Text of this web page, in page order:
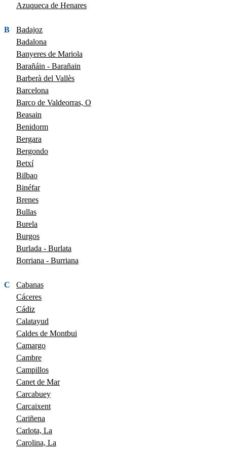
Azuqueca de Henares
B
Badajoz
Badalona
Banyeres de Mariola
Barañáin - Barañain
Barberà del Vallès
Barcelona
Barco de Valdeorras, O
Beasain
Benidorm
Bergara
Bergondo
Betxí
Bilbao
Binéfar
Brenes
Bullas
Burela
Burgos
Burlada - Burlata
Borriana - Burriana
C
Cabanas
Cáceres
Cádiz
Calatayud
Caldes de Montbui
Camargo
Cambre
Campillos
Canet de Mar
Carcabuey
Carcaixent
Cariñena
Carlota, La
Carolina, La